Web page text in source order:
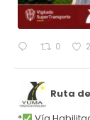
0 2
Ruta